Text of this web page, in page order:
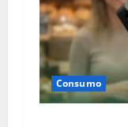
Consumo